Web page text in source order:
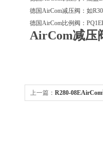
德国AirCom减压阀‌：如
德国AirCom比例阀‌：
AirCom减压
上一篇： R280-